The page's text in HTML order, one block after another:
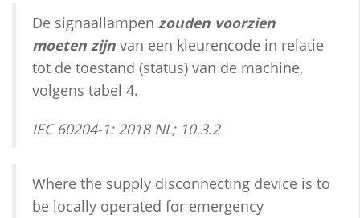
De signaallampen zouden voorzien
moeten zijn van een kleurencode in relatie
tot de toestand (status) van de machine,
volgens tabel 4.
IEC 60204-1: 2018 NL; 10.3.2
Where the supply disconnecting device is to
be locally operated for emergency